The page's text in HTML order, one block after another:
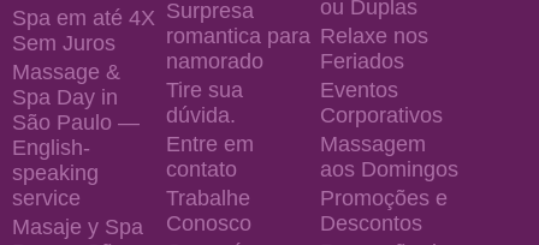
Spa em até 4X
Sem Juros
Massage &
Spa Day in
São Paulo —
English-
speaking
service
Masaje y Spa
Surpresa
romantica para
namorado
Tire sua
dúvida.
Entre em
contato
Trabalhe
Conosco
ou Duplas
Relaxe nos
Feriados
Eventos
Corporativos
Massagem
aos Domingos
Promoções e
Descontos